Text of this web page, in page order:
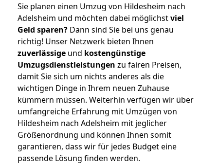
Sie planen einen Umzug von Hildesheim nach
Adelsheim und möchten dabei möglichstviel
Geld sparen? Dann sind Sie bei uns genau
richtig! Unser Netzwerk bieten Ihnen
zuverlässige und kostengünstige
Umzugsdienstleistungen zu fairen Preisen,
damit Sie sich um nichts anderes als die
wichtigen Dinge in Ihrem neuen Zuhause
kümmern müssen. Weiterhin verfügen wir über
umfangreiche Erfahrung mit Umzügen von
Hildesheim nach Adelsheim mit jeglicher
Größenordnung und können Ihnen somit
garantieren, dass wir für jedes Budget eine
passende Lösung finden werden.